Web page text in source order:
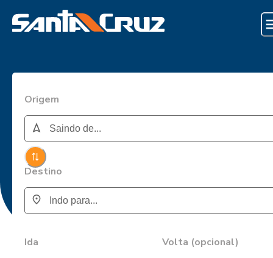
Origem
Destino
Ida Volta (opcional)